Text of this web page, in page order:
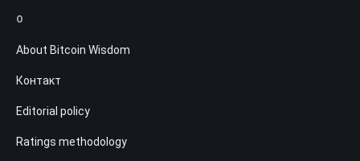
О
About Bitcoin Wisdom
Контакт
Editorial policy
Ratings methodology